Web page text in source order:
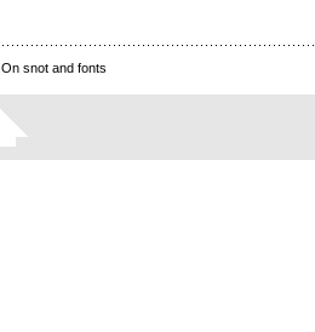
On snot and fonts